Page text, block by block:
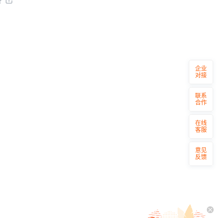
企业
对接
联系
合作
在线
客服
意见
反馈